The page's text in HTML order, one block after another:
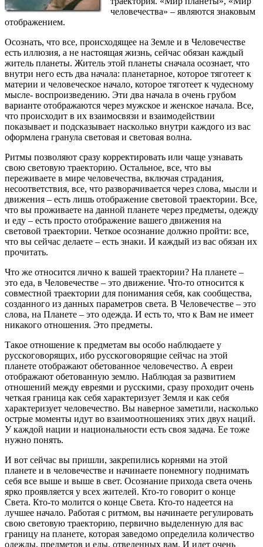
человечества» – являются знаковым
отображением.
Осознать, что все, происходящее на Земле и в Человечестве
есть иллюзия, а не настоящая жизнь, сейчас обязан каждый
житель планеты. Житель этой планеты сначала осознает, что
внутри него есть два начала: планетарное, которое тяготеет к
материи и человеческое начало, которое тяготеет к чудесному
мысле- воспроизведению. Эти два начала в очень грубом
варианте отображаются через мужское и женское начала. Все,
что происходит в их взаимосвязи и взаимодействии
показывает и подсказывает насколько внутри каждого из вас
оформлена гранула световая и световая волна.
Ритмы позволяют сразу корректировать или чаще узнавать
свою световую траекторию. Остальное, все, что вы
переживаете в мире человечества, включая страдания,
несоответствия, все, что разворачивается через слова, мысли и
движения – есть лишь отображение световой траектории. Все,
что вы проживаете на данной планете через предметы, одежду
и еду – есть просто отображение вашего движения на
световой траектории. Четкое осознание должно пройти: все,
что вы сейчас делаете – есть знаки. И каждый из вас обязан их
прочитать.
Что же относится лично к вашей траектории? На планете –
это еда, в Человечестве – это движение. Что-то относится к
совместной траектории для понимания себя, как сообщества,
созданного из данных параметров света. В Человечестве – это
слова, на Планете – это одежда. И есть то, что к Вам не имеет
никакого отношения. Это предметы.
Такое отношение к предметам вы особо наблюдаете у
русскоговорящих, ибо русскоговорящие сейчас на этой
планете отображают обетованное человечество. А евреи
отображают обетованную землю. Наблюдая за развитием
отношений между евреями и русскими, сразу проходит очень
четкая граница как себя характеризует Земля и как себя
характеризует человечество. Вы наверное заметили, насколько
острые моменты идут во взаимоотношениях этих двух наций.
У каждой нации и национальности есть своя задача. Ее тоже
нужно понять.
И вот сейчас вы пришли, закрепились корнями на этой
планете и в человечестве и начинаете понемногу поднимать
себя все выше и выше в свет. Осознание прихода света очень
ярко проявляется у всех жителей. Кто-то говорит о конце
Света. Кто-то молится о конце Света. Кто-то надеется на
лучшее начало. Работая с ритмом, вы начинаете регулировать
свою световую траекторию, первично выделенную для вас
границу на планете, которая заведомо определила количество
одежды, предметов и еды, отведенных вам. И идет очень